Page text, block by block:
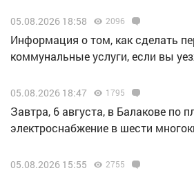
05.08.2026 18:58 2096
Информация о том, как сделать
коммунальные услуги, если вы
05.08.2026 18:47 1795
Завтра, 6 августа, в Балакове по
электроснабжение в шести
05.08.2026 15:55 2755